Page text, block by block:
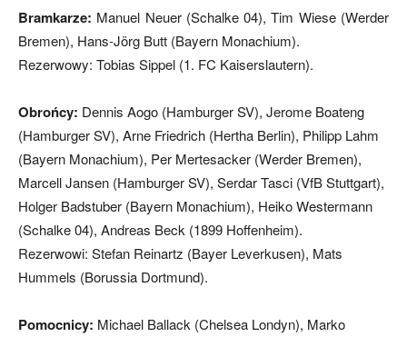
Bramkarze: Manuel Neuer (Schalke 04), Tim Wiese (Werder
Bremen), Hans-Jörg Butt (Bayern Monachium).
Rezerwowy: Tobias Sippel (1. FC Kaiserslautern).
Obrońcy: Dennis Aogo (Hamburger SV), Jerome Boateng
(Hamburger SV), Arne Friedrich (Hertha Berlin), Philipp Lahm
(Bayern Monachium), Per Mertesacker (Werder Bremen),
Marcell Jansen (Hamburger SV), Serdar Tasci (VfB Stuttgart),
Holger Badstuber (Bayern Monachium), Heiko Westermann
(Schalke 04), Andreas Beck (1899 Hoffenheim).
Rezerwowi: Stefan Reinartz (Bayer Leverkusen), Mats
Hummels (Borussia Dortmund).
Pomocnicy: Michael Ballack (Chelsea Londyn), Marko